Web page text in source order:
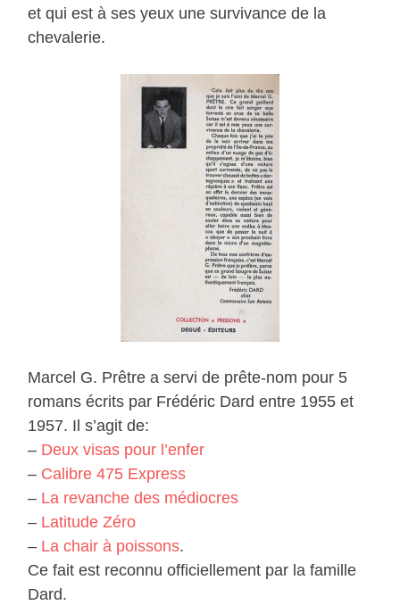
et qui est à ses yeux une survivance de la
chevalerie.
Marcel G. Prêtre a servi de prête-nom pour 5
romans écrits par Frédéric Dard entre 1955 et
1957. Il s’agit de:
– Deux visas pour l’enfer
– Calibre 475 Express
– La revanche des médiocres
– Latitude Zéro
– La chair à poissons.
Ce fait est reconnu officiellement par la famille
Dard.